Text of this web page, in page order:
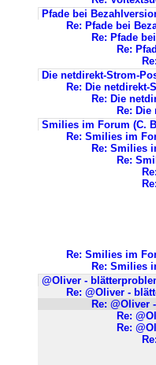
Pfade bei
Re: Pfade bei
Re: Pfade
Re:
Die netdirekt-Strom-
Re: Die
Re: Die
Re:
Smilies im Forum (C.
Re: Smilies im
Re: Smilies
Re:
Re: Smilies im
Re: Smilies
@Oliver -
Re: @Oliver -
Re: @Oliver
Re:
Re: